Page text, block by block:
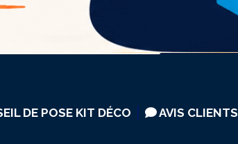
DE POSE KIT DÉCO AVIS CLIENTS